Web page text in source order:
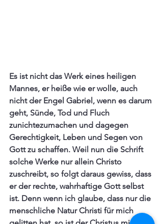
Es ist nicht das Werk eines heiligen
Mannes, er heiße wie er wolle, auch
nicht der Engel Gabriel, wenn es darum
geht, Sünde, Tod und Fluch
zunichtezumachen und dagegen
Gerechtigkeit, Leben und Segen von
Gott zu schaffen. Weil nun die Schrift
solche Werke nur allein Christo
zuschreibt, so folgt daraus gewiss, dass
er der rechte, wahrhaftige Gott selbst
ist. Denn wenn ich glaube, dass nur die
menschliche Natur Christi für mich